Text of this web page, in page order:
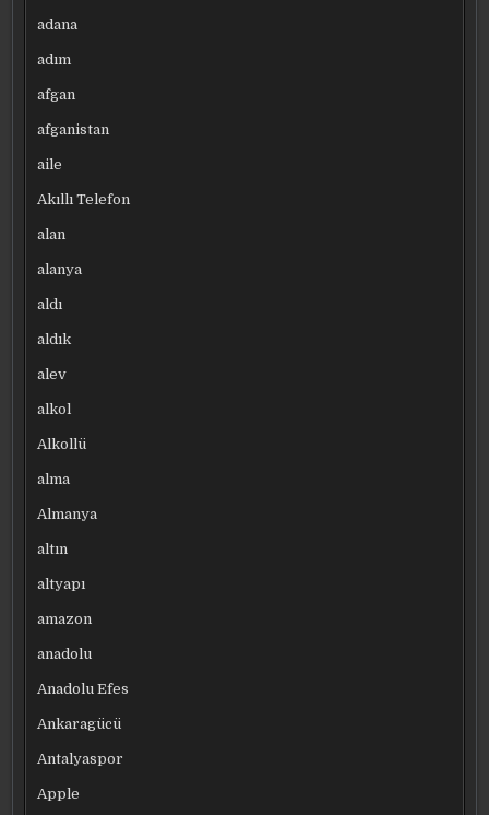
adana
adım
afgan
afganistan
aile
Akıllı Telefon
alan
alanya
aldı
aldık
alev
alkol
Alkollü
alma
Almanya
altın
altyapı
amazon
anadolu
Anadolu Efes
Ankaragücü
Antalyaspor
Apple